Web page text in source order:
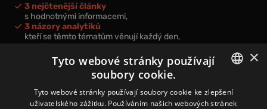
3 nejčtenější články
s hodnotnými informacemi,
3 názory analytiků
kteří se těmto tématům věnují každý den,
nová videa a podcasty
k prohloubení vašich znalostí.
CZECH
×
Tyto webové stránky používají
soubory cookie.
Tyto webové stránky používají soubory cookie ke zlepšení
uživatelského zážitku. Používáním našich webových stránek